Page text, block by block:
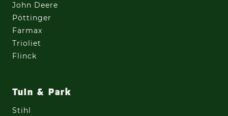
John Deere
Pöttinger
Farmax
Trioliet
Flinck
Tuin & Park
Stihl